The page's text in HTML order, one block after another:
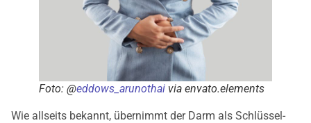
Foto: @eddows_arunothai via envato.elements
Wie allseits bekannt, übernimmt der Darm als Schlüssel-